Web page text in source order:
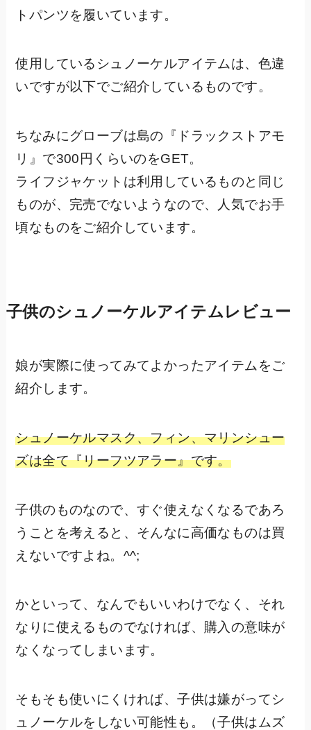
トパンツを履いています。
使用しているシュノーケルアイテムは、色違
いですが以下でご紹介しているものです。
ちなみにグローブは島の『ドラックストアモ
リ』で300円くらいのをGET。
ライフジャケットは利用しているものと同じ
ものが、完売でないようなので、人気でお手
頃なものをご紹介しています。
子供のシュノーケルアイテムレビュー
娘が実際に使ってみてよかったアイテムをご
紹介します。
シュノーケルマスク、フィン、マリンシュー
ズは全て『リーフツアラー』です。
子供のものなので、すぐ使えなくなるであろ
うことを考えると、そんなに高価なものは買
えないですよね。^^;
かといって、なんでもいいわけでなく、それ
なりに使えるものでなければ、購入の意味が
なくなってしまいます。
そもそも使いにくければ、子供は嫌がってシ
ュノーケルをしない可能性も。（子供はムズ